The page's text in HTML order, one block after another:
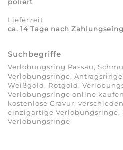
Lieferzeit
ca. 14 Tage nach
Suchbegriffe
Verlobungsring Passau,
Verlobungsringe,
Weißgold, Rotgold,
Verlobungsringe online
kostenlose Gravur,
einzigartige
Verlobungsringe